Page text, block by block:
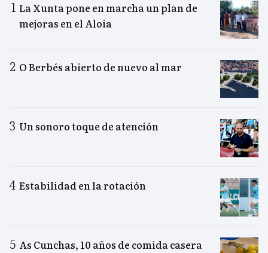
La Xunta pone en marcha un plan de
mejoras en el Aloia
O Berbés abierto de nuevo al mar
Un sonoro toque de atención
Estabilidad en la rotación
As Cunchas, 10 años de comida casera